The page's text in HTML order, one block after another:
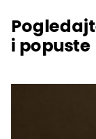
i popuste